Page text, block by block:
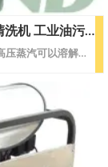
户外冷热水蒸汽高压清洗机 柴油加热高压清洗机 工业油污清洗 CW-DEWS40
即热式柴油加热蒸汽清洗机喷射产生的185℃左右的高压蒸汽可以溶解任何顽固油垢；高压的蒸汽可以切入细小的裂缝，剥离、去除残留物。它的水量消耗低，用电量低，对油污等难处理的问题轻易解决。冷、热水、蒸汽可根据客户使用工况调节，大大提高清洗工作效益。特点：工业型润滑式陶瓷柱塞泵，锻制铜泵头,压力无级调节，进口密封件 , 可靠性高，寿命长；采用先进的螺旋型超长合金管线设计 , 极高的加热效率和超长的使用寿命